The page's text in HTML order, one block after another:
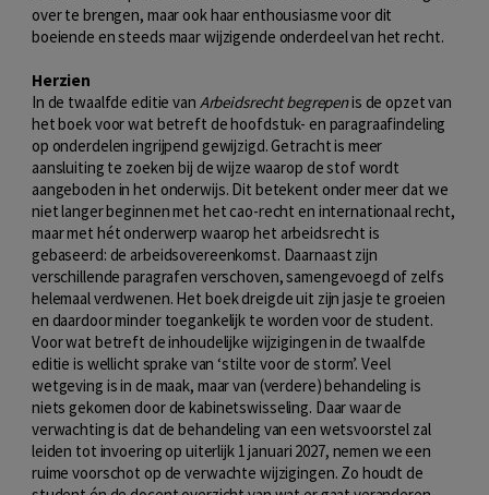
over te brengen, maar ook haar enthousiasme voor dit
boeiende en steeds maar wijzigende onderdeel van het recht.
Herzien
In de twaalfde editie van Arbeidsrecht begrepenis de opzet van
het boek voor wat betreft de hoofdstuk- en paragraafindeling
op onderdelen ingrijpend gewijzigd. Getracht is meer
aansluiting te zoeken bij de wijze waarop de stof wordt
aangeboden in het onderwijs. Dit betekent onder meer dat we
niet langer beginnen met het cao-recht en internationaal recht,
maar met hét onderwerp waarop het arbeidsrecht is
gebaseerd: de arbeidsovereenkomst. Daarnaast zijn
verschillende paragrafen verschoven, samengevoegd of zelfs
helemaal verdwenen. Het boek dreigde uit zijn jasje te groeien
en daardoor minder toegankelijk te worden voor de student.
Voor wat betreft de inhoudelijke wijzigingen in de twaalfde
editie is wellicht sprake van ‘stilte voor de storm’. Veel
wetgeving is in de maak, maar van (verdere) behandeling is
niets gekomen door de kabinetswisseling. Daar waar de
verwachting is dat de behandeling van een wetsvoorstel zal
leiden tot invoering op uiterlijk 1 januari 2027, nemen we een
ruime voorschot op de verwachte wijzigingen. Zo houdt de